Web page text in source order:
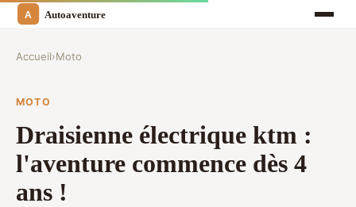
Accueil›Moto
MOTO
Draisienne électrique ktm :
l'aventure commence dès 4
ans !